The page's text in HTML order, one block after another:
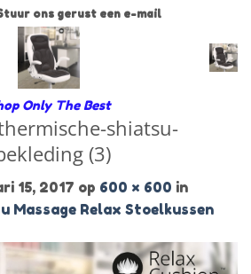
ons gerust een e-mail
Only The Best
shiatsu-
(3)
15, 2017 op 600 × 600 in
Massage Relax Stoelkussen